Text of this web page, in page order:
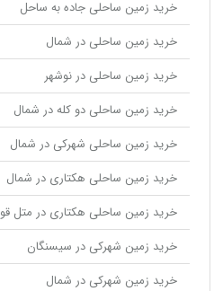
خرید زمین ساحلی جاده به ساحل
خرید زمین ساحلی در شمال
خرید زمین ساحلی در نوشهر
خرید زمین ساحلی دو کله در شمال
خرید زمین ساحلی شهرکی در شمال
خرید زمین ساحلی هکتاری در شمال
خرید زمین ساحلی هکتاری در متل قو
خرید زمین شهرکی در سیسنگان
خرید زمین شهرکی در شمال